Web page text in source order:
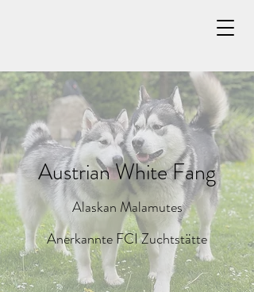
Austrian White Fang
Alaskan Malamutes
Anerkannte FCI Zuchtstätte